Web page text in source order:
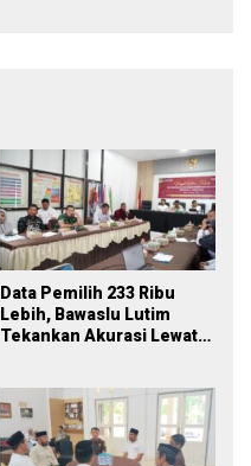
Data Pemilih 233 Ribu
Lebih, Bawaslu Lutim
Tekankan Akurasi Lewat